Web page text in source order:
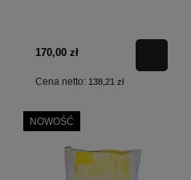
170,00 zł
Cena netto: 138,21 zł
NOWOŚĆ